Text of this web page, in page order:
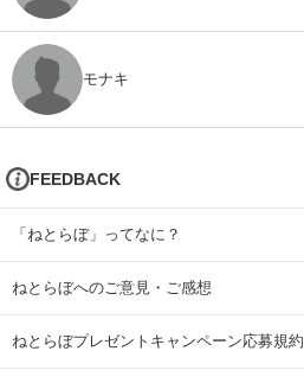
モナキ
FEEDBACK
「ねとらぼ」ってなに？
ねとらぼへのご意見・ご感想
ねとらぼプレゼントキャンペーン応募規約